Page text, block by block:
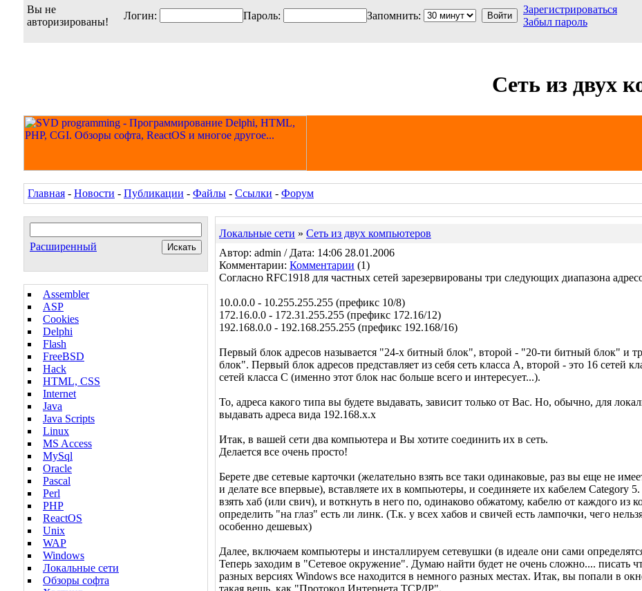
Вы не
авторизированы!
Логин: Пароль: Запомнить:
Зарегистрироваться
Забыл пароль
Cеть из двух
Главная - Новости - Публикации - Файлы - Ссылки - Форум
Расширенный
Assembler
ASP
Cookies
Delphi
Flash
FreeBSD
Hack
HTML, CSS
Internet
Java
Java Scripts
Linux
MS Access
MySql
Oracle
Pascal
Perl
PHP
ReactOS
Unix
WAP
Windows
Локальные сети
Обзоры софта
Локальные сети » Cеть из двух компьютеров
Автор: admin / Дата: 14:06 28.01.2006
Комментарии: Комментарии (1)
Согласно RFC1918 для частных сетей зарезервированы три следующих диапазона
10.0.0.0 - 10.255.255.255 (префикс 10/8)
172.16.0.0 - 172.31.255.255 (префикс 172.16/12)
192.168.0.0 - 192.168.255.255 (префикс 192.168/16)
Первый блок адресов называется "24-х битный блок", второй - "20-ти битный блок" и
блок". Первый блок адресов представляет из себя сеть класса A, второй - это 16 сетей
сетей класса C (именно этот блок нас больше всего и интересует...).
То, адреса какого типа вы будете выдавать, зависит только от Вас. Но, обычно, для
выдавать адреса вида 192.168.x.x
Итак, в вашей сети два компьютера и Вы хотите соединить их в сеть.
Делается все очень просто!
Берете две сетевые карточки (желательно взять все таки одинаковые, раз вы еще не
и делате все впервые), вставляете их в компьютеры, и соединяете их кабелем Category
взять хаб (или свич), и воткнуть в него по, одинаково обжатому, кабелю от каждого из
определить "на глаз" есть ли линк. (Т.к. у всех хабов и свичей есть лампочки, чего
особенно дешевых)
Далее, включаем компьютеры и инсталлируем сетевушки (в идеале они сами
Теперь заходим в "Сетевое окружение". Думаю найти будет не очень сложно.... писать
разных версиях Windows все находится в немного разных местах. Итак, вы попали в
такая вещь, как "Протокол Интернета TCP/IP".